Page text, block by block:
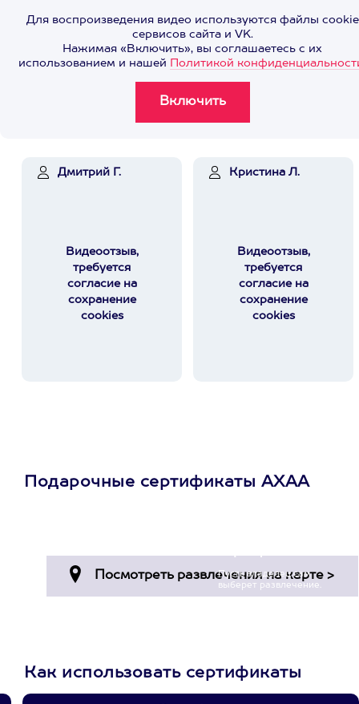
Для воспроизведения видео используются файлы cookie
сервисов сайта и VK.
Нажимая «Включить», вы соглашаетесь с их
использованием и нашей Политикой
Дмитрий Г.
Видеоотзыв,
требуется
согласие на
сохранение
cookies
Кристина Л.
Видеоотзыв,
требуется
согласие на
сохранение
cookies
Подарочные сертификаты АХАА
Пусть владелец сам
выберет развлечение.
Как использовать сертификаты